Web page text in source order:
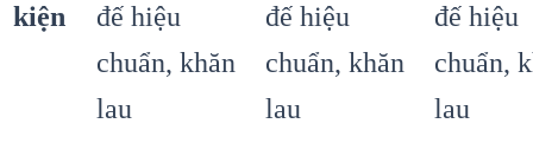
kiện
đế hiệu
chuẩn, khăn
lau
đế hiệu
chuẩn, khăn
lau
đế hiệu
chuẩn,
lau